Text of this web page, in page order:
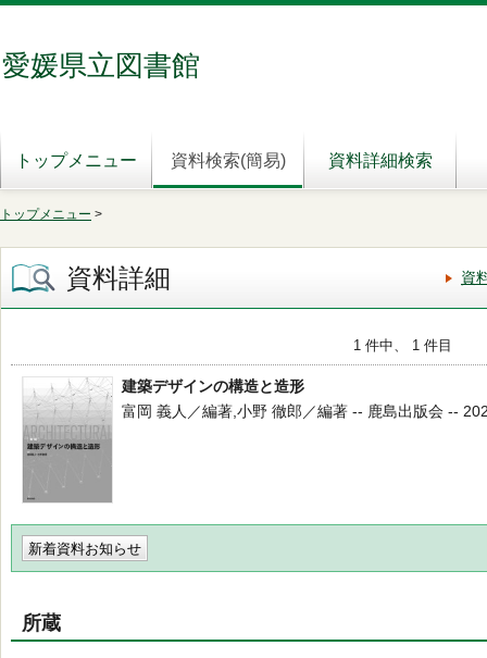
愛媛県立図書館
トップメニュー 資料検索(簡易) 資料詳細検索
トップメニュー >
資料詳細 資
1 件中、 1 件目
建築デザインの構造と造形
富岡 義人／編著,小野 徹郎／編著 -- 鹿島出版会 --
新着資料お知らせ
所蔵